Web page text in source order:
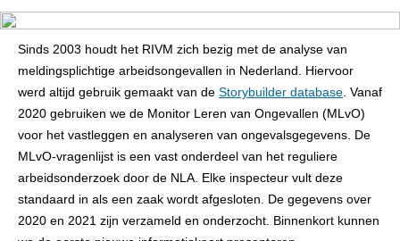
Sinds 2003 houdt het RIVM zich bezig met de analyse van
meldingsplichtige arbeidsongevallen in Nederland. Hiervoor
werd altijd gebruik gemaakt van de Storybuilder database . Vanaf
2020 gebruiken we de Monitor Leren van Ongevallen (MLvO)
voor het vastleggen en analyseren van ongevalsgegevens. De
MLvO-vragenlijst is een vast onderdeel van het reguliere
arbeidsonderzoek door de NLA. Elke inspecteur vult deze
standaard in als een zaak wordt afgesloten. De gegevens over
2020 en 2021 zijn verzameld en onderzocht. Binnenkort kunnen